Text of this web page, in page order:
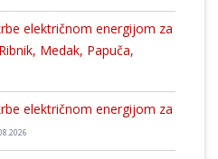
električnom energijom za
Medak, Papuča,
električnom energijom za